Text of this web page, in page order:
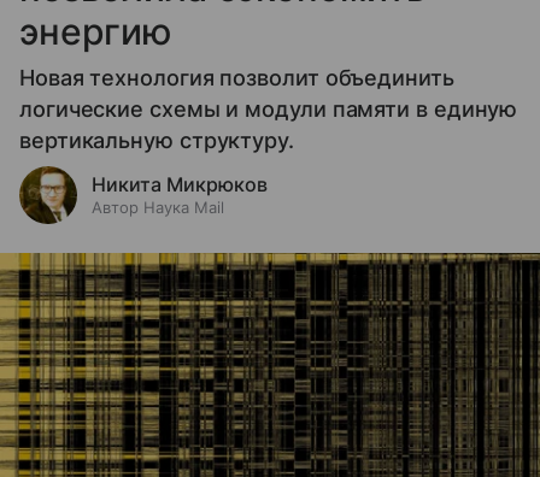
энергию
Новая технология позволит объединить
логические схемы и модули памяти в единую
вертикальную структуру.
Никита Микрюков
Автор Наука Mail